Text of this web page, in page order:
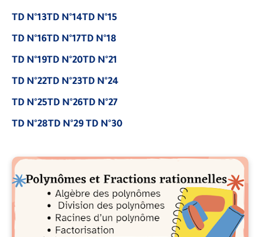
TD N°13TD N°14TD N°15
TD N°16TD N°17TD N°18
TD N°19TD N°20TD N°21
TD N°22TD N°23TD N°24
TD N°25TD N°26TD N°27
TD N°28TD N°29 TD N°30